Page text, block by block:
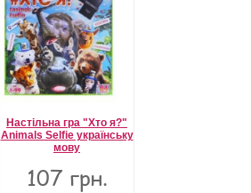
Настільна гра "Хто я?"
Animals Selfie українську
мову
107 грн.